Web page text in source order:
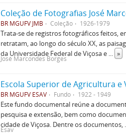
Coleção de Fotografias José
BR MGUFV JMB Coleção 1926-1979
Trata-se de registros fotográficos feitos,
retratam, ao longo do século XX, as
da Universidade Federal de Viçosa e
»
José Marcondes Borges
Escola Superior de Agricultura e
BR MGUFV ESAV Fundo 1922 - 1949
Este fundo documental reúne a
pesquisa e extensão, bem como
cidade de Viçosa. Dentre os documentos,
Esav